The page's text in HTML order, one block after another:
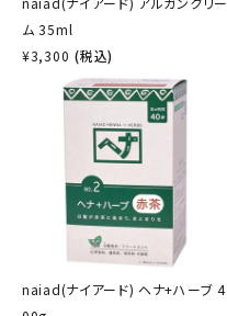
ム 35ml
¥3,300 (税込)
naiad(ナイアード) ヘナ+ハーブ 4